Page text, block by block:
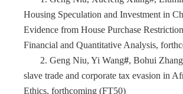
Housing Speculation and Investment in
Evidence from House Purchase
Financial and Quantitative Analysis,
2. Geng Niu, Yi Wang#, Bohui
slave trade and corporate tax evasion in
Ethics, forthcoming (FT50)